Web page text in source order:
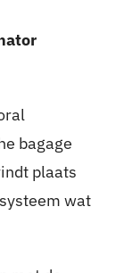
bagage
plaats
wat